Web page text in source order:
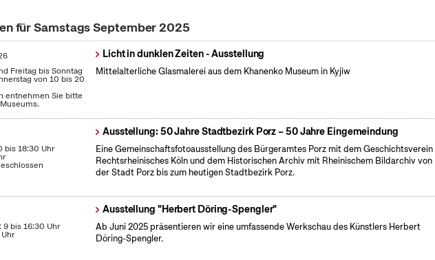
für Samstags September 2025
Freitag bis Sonntag
von 10 bis 20
entnehmen Sie bitte
Licht in dunklen Zeiten - Ausstellung
Mittelalterliche Glasmalerei aus dem Khanenko Museum in Kyjiw
bis 18:30 Uhr
Ausstellung: 50 Jahre Stadtbezirk Porz – 50 Jahre Eingemeindung
Eine Gemeinschaftsfotoausstellung des Bürgeramtes Porz mit dem Geschichtsverein
Rechtsrheinisches Köln und dem Historischen Archiv mit Rheinischem Bildarchiv von
der Stadt Porz bis zum heutigen Stadtbezirk Porz.
9 bis 16:30 Uhr
Ausstellung "Herbert Döring-Spengler"
Ab Juni 2025 präsentieren wir eine umfassende Werkschau des Künstlers Herbert
Döring-Spengler.